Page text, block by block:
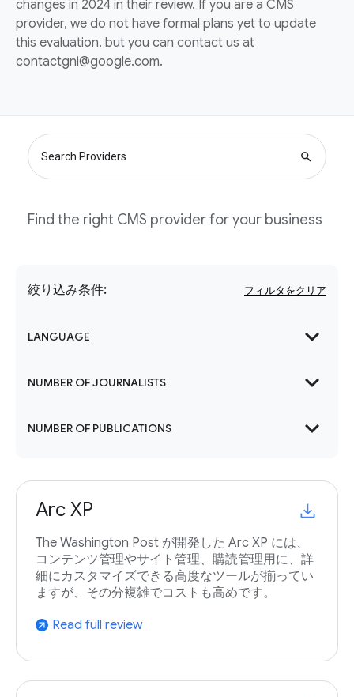
changes in 2024 in their review. If you are a CMS
provider, we do not have formal plans yet to update
this evaluation, but you can contact us at
contactgni@google.com.
Find the right CMS provider for your business
search
絞り込み条件:
LANGUAGE expand_more
NUMBER OF JOURNALISTS expand_more
NUMBER OF PUBLICATIONS expand_more
Arc XP
The Washington Post が開発した Arc XP には、
コンテンツ管理やサイト管理、購読管理用に、詳
細にカスタマイズできる高度なツールが揃ってい
ますが、その分複雑でコストも高めです。
arrow_outward Read full review